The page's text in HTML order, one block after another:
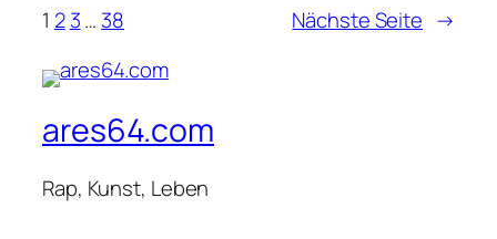
1 2 3… 38 Nächste Seite →
ares64.com
Rap, Kunst, Leben